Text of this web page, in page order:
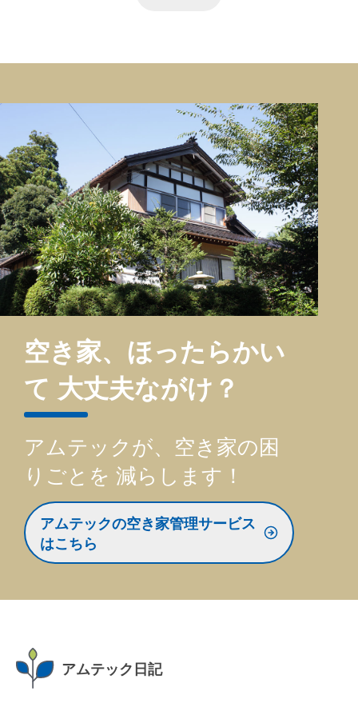
空き家、ほったらかい
て 大丈夫ながけ？
アムテックが、空き家の困
りごとを 減らします！
アムテックの空き家管理サービス
はこちら
アムテック日記